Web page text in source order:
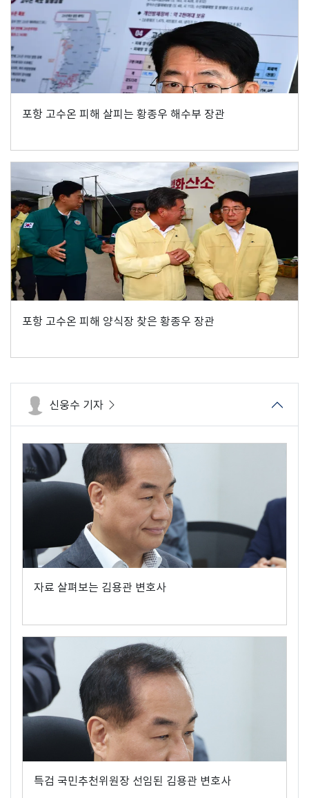
포항 고수온 피해 살피는 황종우 해수부 장관
포항 고수온 피해 양식장 찾은 황종우 장관
신웅수 기자
자료 살펴보는 김용관 변호사
특검 국민추천위원장 선임된 김용관 변호사